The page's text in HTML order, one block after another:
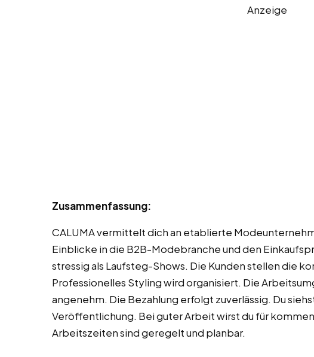
Anzeige
Zusammenfassung:
CALUMA vermittelt dich an etablierte
Einblicke in die B2B-Modebranche und den
stressig als Laufsteg-Shows. Die Kunden stellen die
Professionelles Styling wird organisiert. Die
angenehm. Die Bezahlung erfolgt zuverlässig. Du
Veröffentlichung. Bei guter Arbeit wirst du für
Arbeitszeiten sind geregelt und planbar.